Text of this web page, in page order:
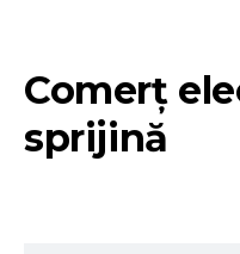
Comerț
sprijină